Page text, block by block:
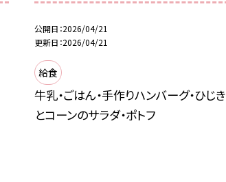
公開日 2026/04/21
更新日 2026/04/21
給食
牛乳・ごはん・手作りハンバーグ・ひじき
とコーンのサラダ・ポトフ